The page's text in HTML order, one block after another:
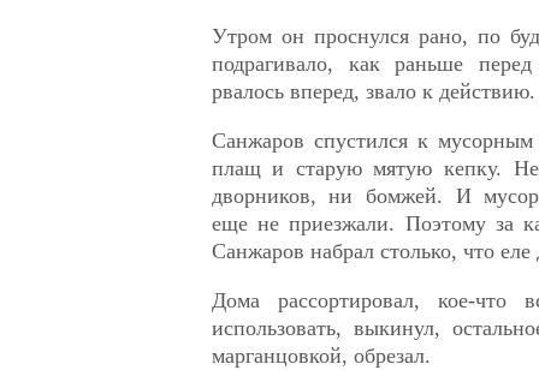
Утром он проснулся рано, по
подрагивало, как раньше
рвалось вперед, звало к действию.
Санжаров спустился к
плащ и старую мятую кепку.
дворников, ни бомжей. И
еще не приезжали. Поэтому за
Санжаров набрал столько, что еле
Дома рассортировал, кое-что
использовать, выкинул,
марганцовкой, обрезал.